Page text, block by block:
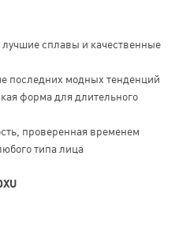
сплавы и качественные
последних модных тенденций
форма для длительного
проверенная временем
типа лица